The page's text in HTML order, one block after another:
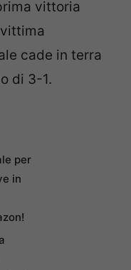
vittoria
cade in terra
di 3-1.
per
in